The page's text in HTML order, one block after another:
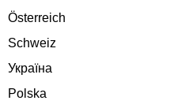
Österreich
Schweiz
Україна
Polska